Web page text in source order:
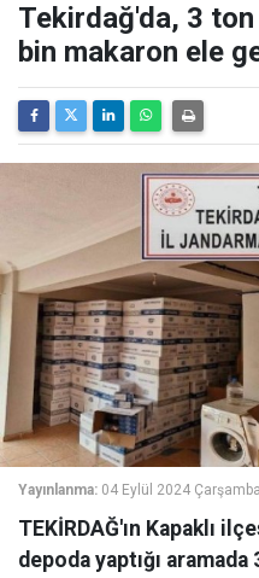
Tekirdağ'da, 3
bin makaron ele
Yayınlanma: 04 Eylül 2024
TEKİRDAĞ'ın Kapaklı
depoda yaptığı aramada